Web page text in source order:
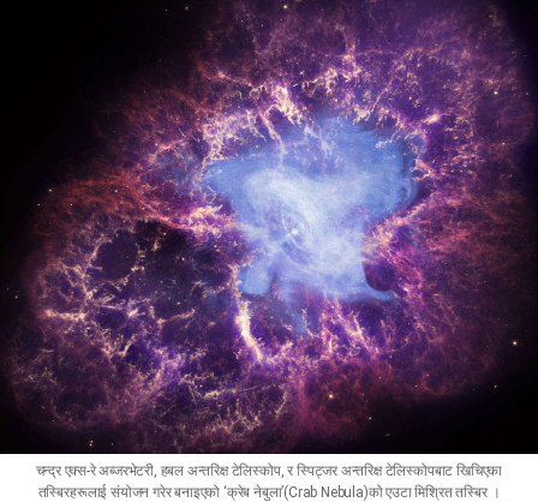
चन्द्र एक्स-रे अब्जरभेटरी, हबल अन्तरिक्ष टेलिस्कोप, र स्पिट्जर अन्तरिक्ष टेलिस्कोपबाट खिचिएका
तस्बिरहरूलाई संयोजन गरेर बनाइएको ‘क्रेब नेबुला’(Crab Nebula)को एउटा मिश्रित तस्बिर ।